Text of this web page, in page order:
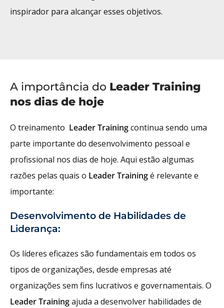
inspirador para alcançar esses objetivos.
A importância do Leader Training
nos dias de hoje
O treinamento Leader Trainingcontinua sendo uma
parte importante do desenvolvimento pessoal e
profissional nos dias de hoje. Aqui estão algumas
razões pelas quais o Leader Trainingé relevante e
importante:
Desenvolvimento de Habilidades de
Liderança:
Os líderes eficazes são fundamentais em todos os
tipos de organizações, desde empresas até
organizações sem fins lucrativos e governamentais. O
Leader Trainingajuda a desenvolver habilidades de